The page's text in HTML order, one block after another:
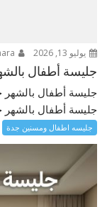
يوليو 13, 2026
جليسة أطفال بالشهر
جليسة أطفال بالشهر
جليسة أطفال بالشهر
جليسه اطفال ومسنين جدة